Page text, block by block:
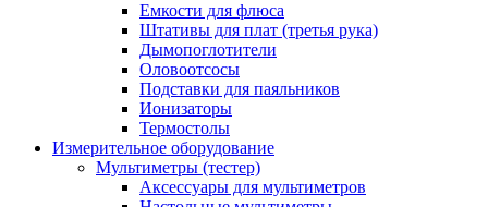
Емкости для флюса
Штативы для плат (третья рука)
Дымопоглотители
Оловоотсосы
Подставки для паяльников
Ионизаторы
Термостолы
Измерительное оборудование
Мультиметры (тестер)
Аксессуары для мультиметров